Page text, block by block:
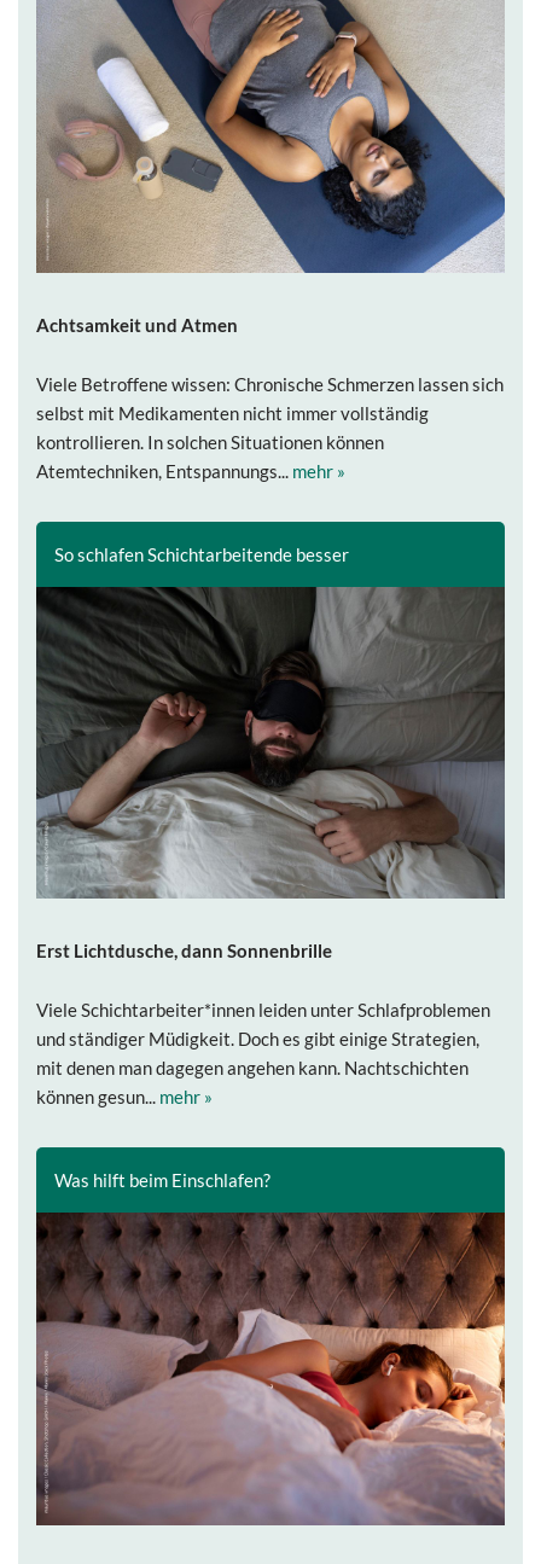
Achtsamkeit und Atmen
Viele Betroffene wissen: Chronische Schmerzen lassen sich
selbst mit Medikamenten nicht immer vollständig
kontrollieren. In solchen Situationen können
Atemtechniken, Entspannungs... mehr »
So schlafen Schichtarbeitende besser
Erst Lichtdusche, dann Sonnenbrille
Viele Schichtarbeiter*innen leiden unter Schlafproblemen
und ständiger Müdigkeit. Doch es gibt einige Strategien,
mit denen man dagegen angehen kann. Nachtschichten
können gesun... mehr »
Was hilft beim Einschlafen?